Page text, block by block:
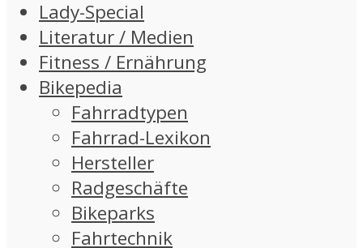
Lady-Special
Literatur / Medien
Fitness / Ernährung
Bikepedia
Fahrradtypen
Fahrrad-Lexikon
Hersteller
Radgeschäfte
Bikeparks
Fahrtechnik